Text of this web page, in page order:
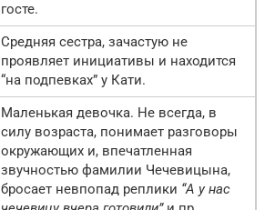
госте.
Средняя сестра, зачастую не
проявляет инициативы и находится
“на подпевках” у Кати.
Маленькая девочка. Не всегда, в
силу возраста, понимает разговоры
окружающих и, впечатленная
звучностью фамилии Чечевицына,
бросает невпопад реплики “А у нас